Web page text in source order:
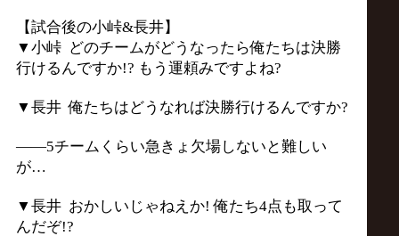
【試合後の小峠&長井】
▼小峠 どのチームがどうなったら俺たちは決勝
行けるんですか!? もう運頼みですよね?
▼長井 俺たちはどうなれば決勝行けるんですか?
――5チームくらい急きょ欠場しないと難しい
が…
▼長井 おかしいじゃねえか! 俺たち4点も取って
んだぞ!?